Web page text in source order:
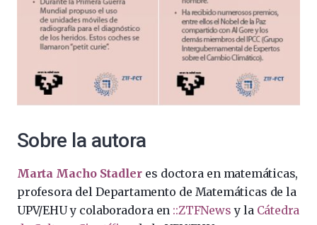
Sobre la autora
Marta Macho Stadler es doctora en matemáticas,
profesora del Departamento de Matemáticas de la
UPV/EHU y colaboradora en ::ZTFNews y la Cátedra